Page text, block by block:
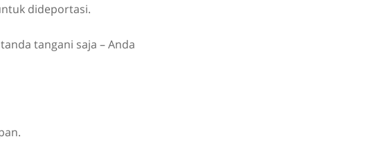
dideportasi.
tangani saja – Anda